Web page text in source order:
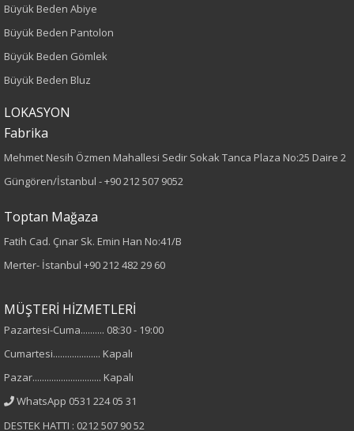
Kumaş Tipi
Dokuma
Desen
Kumaş
%100 Polyester
Kol Tipi
Büyük Beden Abiye
Büyük Beden Pantolon
Büyük Beden Gömlek
Büyük Beden Bluz
LOKASYON
Fabrika
Mehmet Nesih Özmen Mahallesi Sedir Sokak Tanca Plaza No:25 Daire 2
Güngören/İstanbul -+90 212 507 9052
Toptan Mağaza
Fatih Cad. Çınar Sk. Emin Han No:41/B
Merter- İstanbul +90 212 482 29 60
MÜŞTERİ HİZMETLERİ
Pazartesi-Cuma.......... 08:30 - 19:00
Cumartesi.................... Kapalı
Pazar............................. Kapalı
WhatsApp 0531 224 05 31
DESTEK HATTI : 0212 507 90 52